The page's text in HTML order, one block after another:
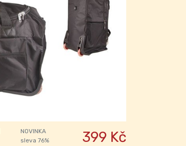
NOVINKA
sleva 76%
399 Kč